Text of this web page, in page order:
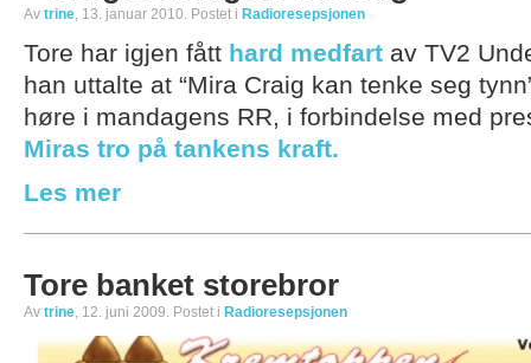
Av trine, 13. januar 2010. Postet i Radioresepsjonen
Tore har igjen fått hard medfart av TV2
han uttalte at “Mira Craig kan tenke seg
høre i mandagens RR, i forbindelse med
Miras tro på tankens kraft.
Les mer
Tore banket storebror
Av trine, 12. juni 2009. Postet i Radioresepsjonen